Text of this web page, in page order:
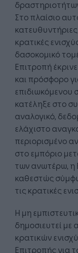
Στο πλαίσιο
κρατικές
δασοκομικό
Επιτροπή
και πρόσφορο
επιδιωκόμενου
κατέληξε στο
αναλογικό,
ελάχιστο
περιορισμένο
στο εμπόριο
των ανωτέρω, η
καθεστώς
τις κρατικές
Η μη
δημοσιευτεί με
κρατικών
Επιτροπής για